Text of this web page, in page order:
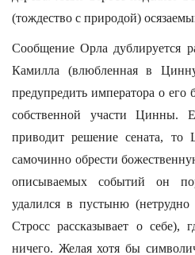
(тождество с природой)
Сообщение Орла дублируется
Камилла (влюбленная в
предупредить императора о его
собственной участи Цинны.
приводит решение сената, то
самочинно обрести
описываемых событий он
удалился в пустыню (нетрудно
Стросс рассказывает о себе),
ничего. Желая хотя бы